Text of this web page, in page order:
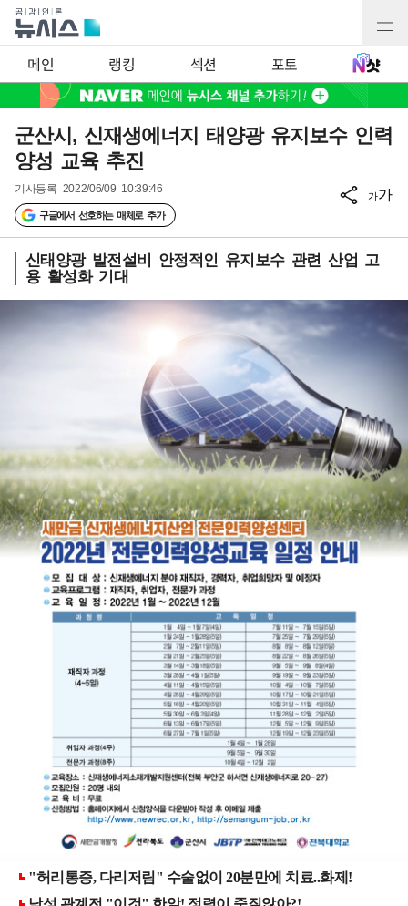
메인 랭킹 섹션 포토
군산시, 신재생에너지 태양광 유지보수 인력
양성 교육 추진
기사등록 2022/06/09 10:39:46
구글에서 선호하는 매체로 추가
가가
신태양광 발전설비 안정적인 유지보수 관련 산업 고
용 활성화 기대